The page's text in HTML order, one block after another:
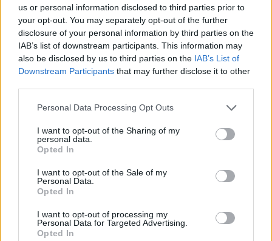
us or personal information disclosed to third parties prior to
your opt-out. You may separately opt-out of the further
disclosure of your personal information by third parties on the
IAB’s list of downstream participants. This information may
also be disclosed by us to third parties on the IAB’s List of
Downstream Participants that may further disclose it to other
Personal Data Processing Opt Outs
I want to opt-out of the Sharing of my
personal data.
Opted In
I want to opt-out of the Sale of my
Personal Data.
Opted In
I want to opt-out of processing my
Personal Data for Targeted Advertising.
Opted In